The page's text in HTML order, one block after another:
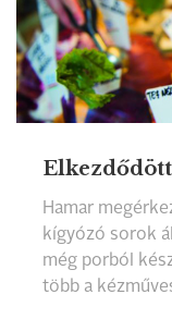
Hamar
kígyózó sorok
még porból
több a